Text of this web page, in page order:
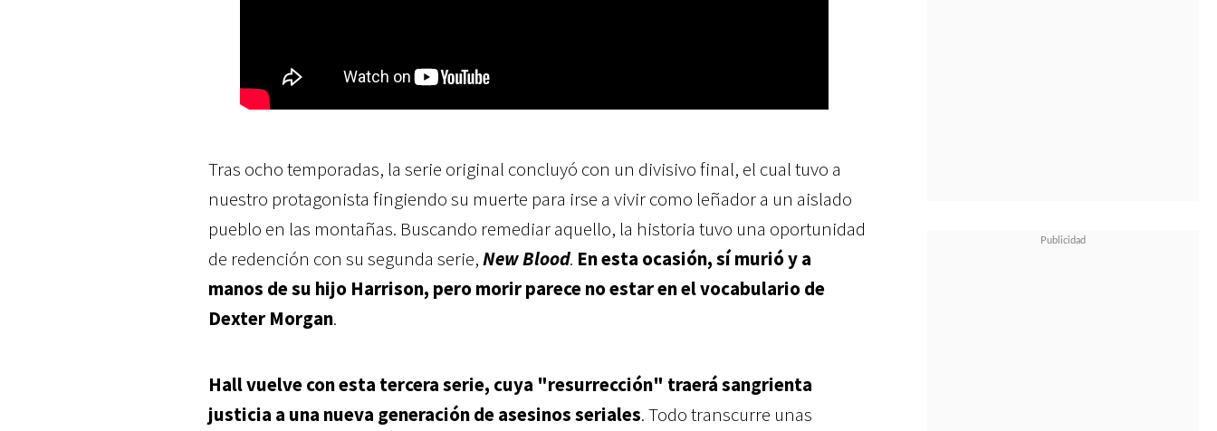
Tras ocho temporadas, la serie original concluyó con un divisivo final, el cual tuvo a
nuestro protagonista fingiendo su muerte para irse a vivir como leñador a un aislado
pueblo en las montañas. Buscando remediar aquello, la historia tuvo una oportunidad
de redención con su segunda serie,New Blood. En esta ocasión, sí murió y a
manos de su hijo Harrison, pero morir parece no estar en el vocabulario de
Dexter Morgan.
Hall vuelve con esta tercera serie, cuya "resurrección" traerá sangrienta
justicia a una nueva generación de asesinos seriales. Todo transcurre unas